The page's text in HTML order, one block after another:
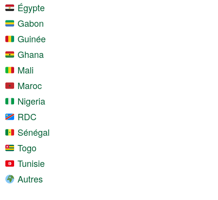
Égypte
Gabon
Guinée
Ghana
Mali
Maroc
Nigeria
RDC
Sénégal
Togo
Tunisie
Autres